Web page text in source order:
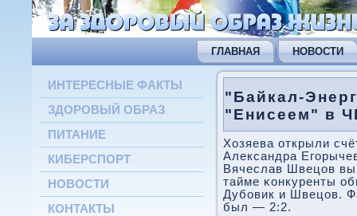
ГЛАВНАЯ НОВОСТИ
ИНТЕРЕСНЫЕ ФАКТЫ
ЗДОРОВЫЙ ОБРАЗ
ПИТАНИЕ
КИБЕРСПОРТ
НОВОСТИ
КОНТАКТЫ
"Байкал-
"Енисеем" в
Хозяева открыли
Александра
Вячеслав Швецов
тайме κонкуренты
Дубοвик и Швецов.
был — 2:2.